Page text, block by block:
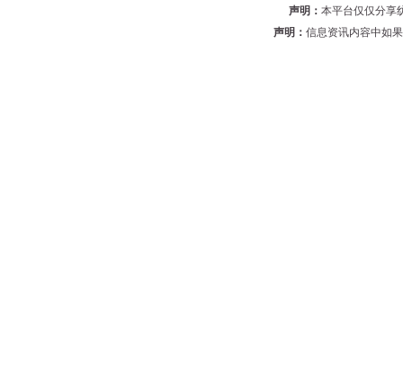
声明： 本平台仅仅分享
声明： 信息资讯内容中如